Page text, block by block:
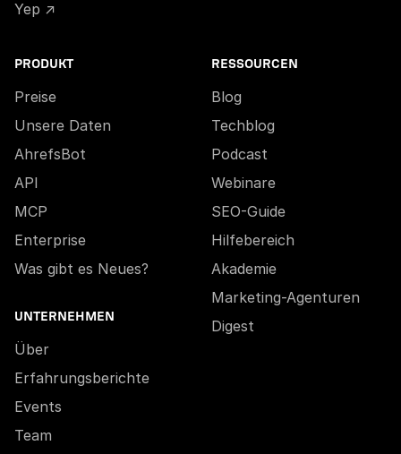
Yep ↗
PRODUKT
Preise
Unsere Daten
AhrefsBot
API
MCP
Enterprise
Was gibt es Neues?
UNTERNEHMEN
Über
Erfahrungsberichte
Events
Team
RESSOURCEN
Blog
Techblog
Podcast
Webinare
SEO-Guide
Hilfebereich
Akademie
Marketing-Agenturen
Digest